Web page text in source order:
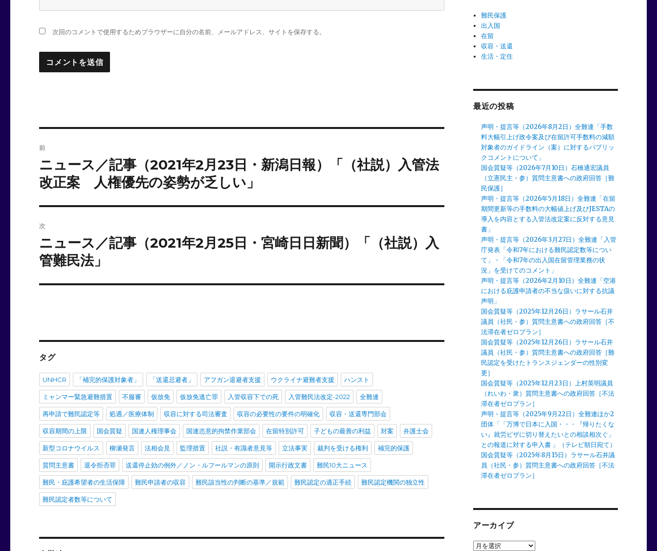
次回のコメントで使用するためブラウザーに自分の名前、メールアドレス、サイトを保存する。
稿
ナ
ゲ
ー
シ
ョ
前
前
の
投
稿:
ニュース／記事（2021年2月23日・新潟日報）「（社説）入管法
改正案 人権優先の姿勢が乏しい」
次
次
の
投
稿:
ニュース／記事（2021年2月25日・宮崎日日新聞）「（社説）入
管難民法」
タグ
UNHCR 「補完的保護対象者」 「送還忌避者」 アフガン退避者支援 ウクライナ避難者支援 ハンスト
ミャンマー緊急避難措置 不服審 仮放免 仮放免逃亡罪 入管収容下での死 入管難民法改定-2022 全難連
再申請で難民認定等 処遇／医療体制 収容に対する司法審査 収容の必要性の要件の明確化 収容・送還専門部会
収容期間の上限 国会質疑 国連人権理事会 国連恣意的拘禁作業部会 在留特別許可 子どもの最善の利益 対案 弁護士会
新型コロナウイルス 柳瀬発言 法相会見 監理措置 社説・有識者意見等 立法事実 裁判を受ける権利 補完的保護
質問主意書 退令拒否罪 送還停止効の例外／ノン・ルフールマンの原則 開示行政文書 難民10大ニュース
難民・庇護希望者の生活保障 難民申請者の収容 難民該当性の判断の基準／規範 難民認定の適正手続 難民認定機関の独立性
難民認定者数等について
難民保護
出入国
在留
収容・送還
生活・定住
最近の投稿
声明・提言等（2026年8月2日）全難連「手数
料大幅引上げ政令案及び在留許可手数料の減額
対象者のガイドライン（案）に対するパブリッ
クコメントについて」
国会質疑等（2026年7月10日）石橋通宏議員
（立憲民主・参）質問主意書への政府回答［難
民保護］
声明・提言等（2026年5月18日）全難連「在留
期間更新等の手数料の大幅値上げ及びJESTAの
導入を内容とする入管法改定案に反対する意見
書」
声明・提言等（2026年3月27日）全難連「入管
庁発表「令和7年における難民認定数等につい
て」・「令和7年の出入国在留管理業務の状
況」を受けてのコメント」
声明・提言等（2026年2月10日）全難連「空港
における庇護申請者の不当な扱いに対する抗議
声明」
国会質疑等（2025年12月26日）ラサール石井
議員（社民・参）質問主意書への政府回答［不
法滞在者ゼロプラン］
国会質疑等（2025年12月26日）ラサール石井
議員（社民・参）質問主意書への政府回答［難
民認定を受けたトランスジェンダーの性別変
更］
国会質疑等（2025年12月23日）上村英明議員
（れいわ・衆）質問主意書への政府回答［不法
滞在者ゼロプラン］
声明・提言等（2025年9月22日）全難連ほか2
団体「「万博で日本に入国・・・『帰りたくな
い』就労ビザに切り替えたいとの相談相次ぐ」
との報道に対する申入書 」（テレビ朝日宛て）
国会質疑等（2025年8月15日）ラサール石井議
員（社民・参）質問主意書への政府回答［不法
滞在者ゼロプラン］
アーカイブ
ア